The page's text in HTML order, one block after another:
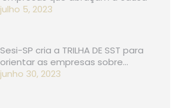
julho 5, 2023
Sesi-SP cria a TRILHA DE SST para
orientar as empresas sobre…
junho 30, 2023